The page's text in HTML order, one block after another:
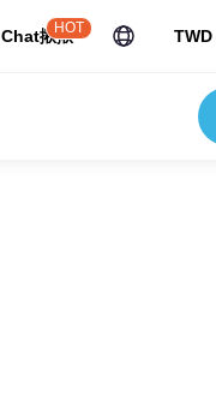
Chat揪揪
HOT TWD